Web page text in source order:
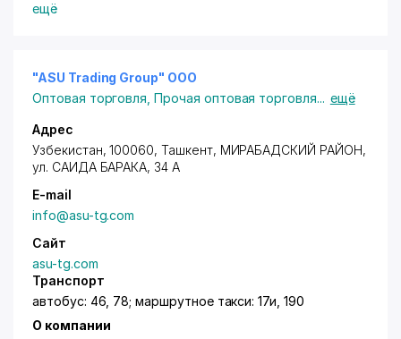
ещё
"ASU Trading Group" ООО
Оптовая торговля ,Прочая оптовая торговля... ещё
Адрес
Узбекистан, 100060, Ташкент, МИРАБАДСКИЙ РАЙОН,
ул. САИДА БАРАКА, 34 А
E-mail
info@asu-tg.com
Сайт
asu-tg.com
Транспорт
автобус: 46, 78; маршрутное такси: 17и, 190
О компании